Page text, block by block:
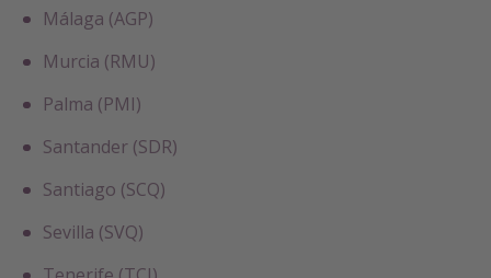
Málaga (AGP)
Murcia (RMU)
Palma (PMI)
Santander (SDR)
Santiago (SCQ)
Sevilla (SVQ)